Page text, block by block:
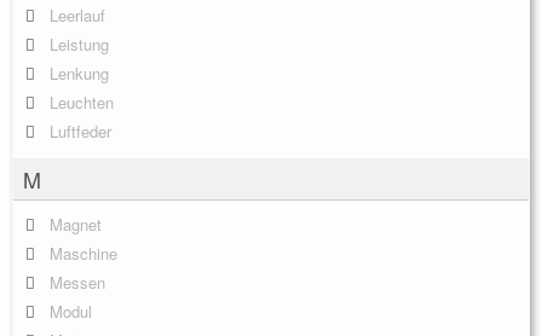
Leerlauf
Leistung
Lenkung
Leuchten
Luftfeder
M
Magnet
Maschine
Messen
Modul